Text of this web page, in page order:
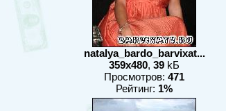
natalya_bardo_barvixat...
359x480, 39 kБ
Просмотров: 471
Рейтинг: 1%